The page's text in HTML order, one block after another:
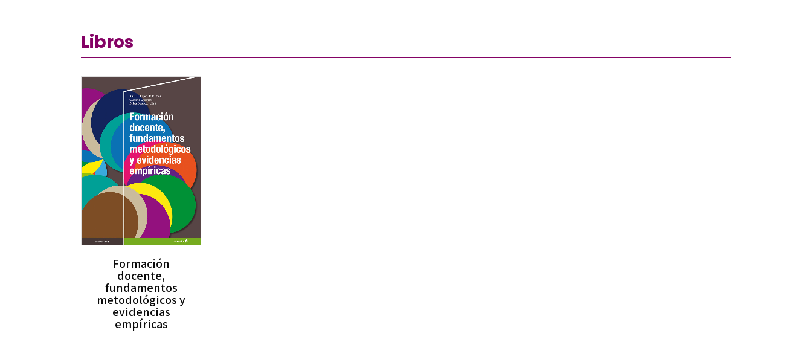
Libros
Formación
docente,
fundamentos
metodológicos y
evidencias
empíricas